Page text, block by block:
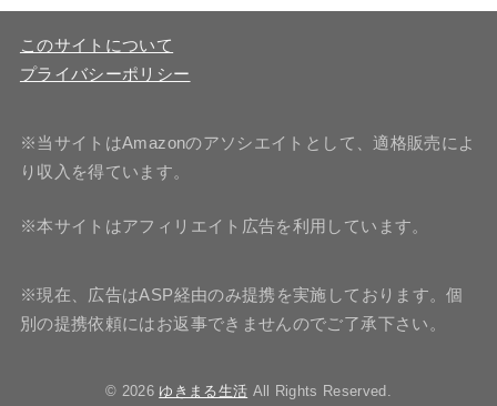
このサイトについて
プライバシーポリシー
※当サイトはAmazonのアソシエイトとして、適格販売によ
り収入を得ています。
※本サイトはアフィリエイト広告を利用しています。
※現在、広告はASP経由のみ提携を実施しております。個
別の提携依頼にはお返事できませんのでご了承下さい。
© 2026 ゆきまる生活 All Rights Reserved.